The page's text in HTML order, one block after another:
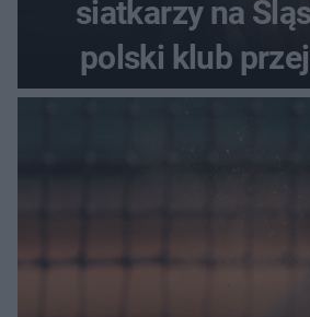
siatkarzy na
polski klub
historii